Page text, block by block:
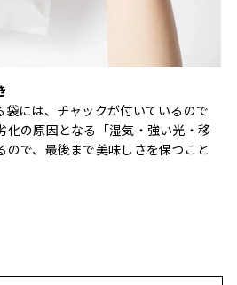
袋には、チャックが付いているので
化の原因となる「湿気・強い光・移
ので、最後まで美味しさを保つこと